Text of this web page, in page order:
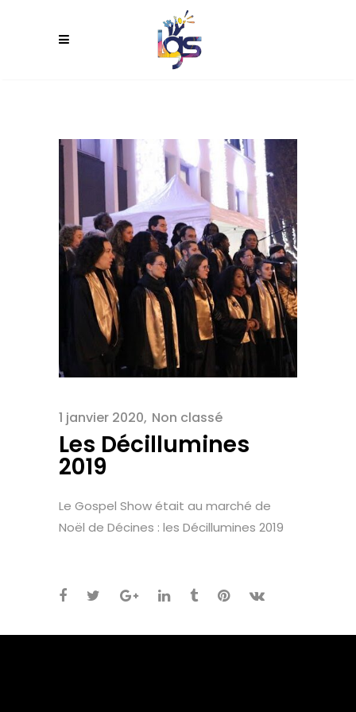
1 janvier 2020 Non classé
Les Décillumines
2019
Le Gospel Show était au marché de
Noël de Décines : les Décillumines 2019